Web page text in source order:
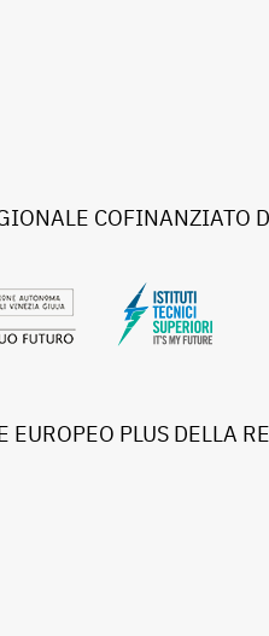
PLUS DELLA